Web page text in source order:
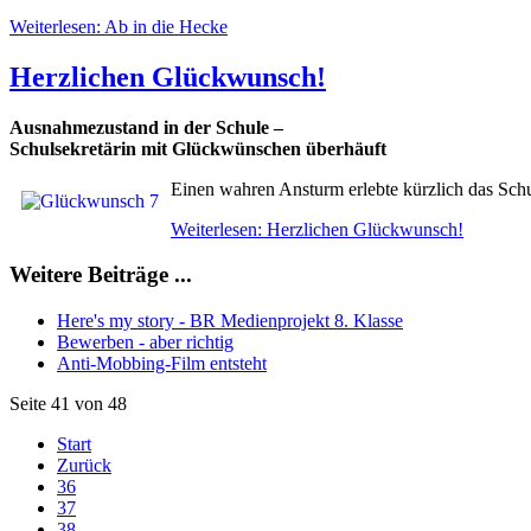
Weiterlesen: Ab in die Hecke
Herzlichen Glückwunsch!
Ausnahmezustand in der Schule –
Schulsekretärin mit Glückwünschen überhäuft
Einen wahren Ansturm erlebte kürzlich das
Weiterlesen: Herzlichen Glückwunsch!
Weitere Beiträge ...
Here's my story - BR Medienprojekt 8. Klasse
Bewerben - aber richtig
Anti-Mobbing-Film entsteht
Seite 41 von 48
Start
Zurück
36
37